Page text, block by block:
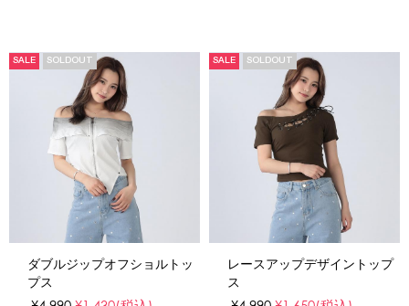
SALE SOLDOUT
ダブルジップオフショルトッ
プス
SALE SOLDOUT
レースアップデザイントップ
ス